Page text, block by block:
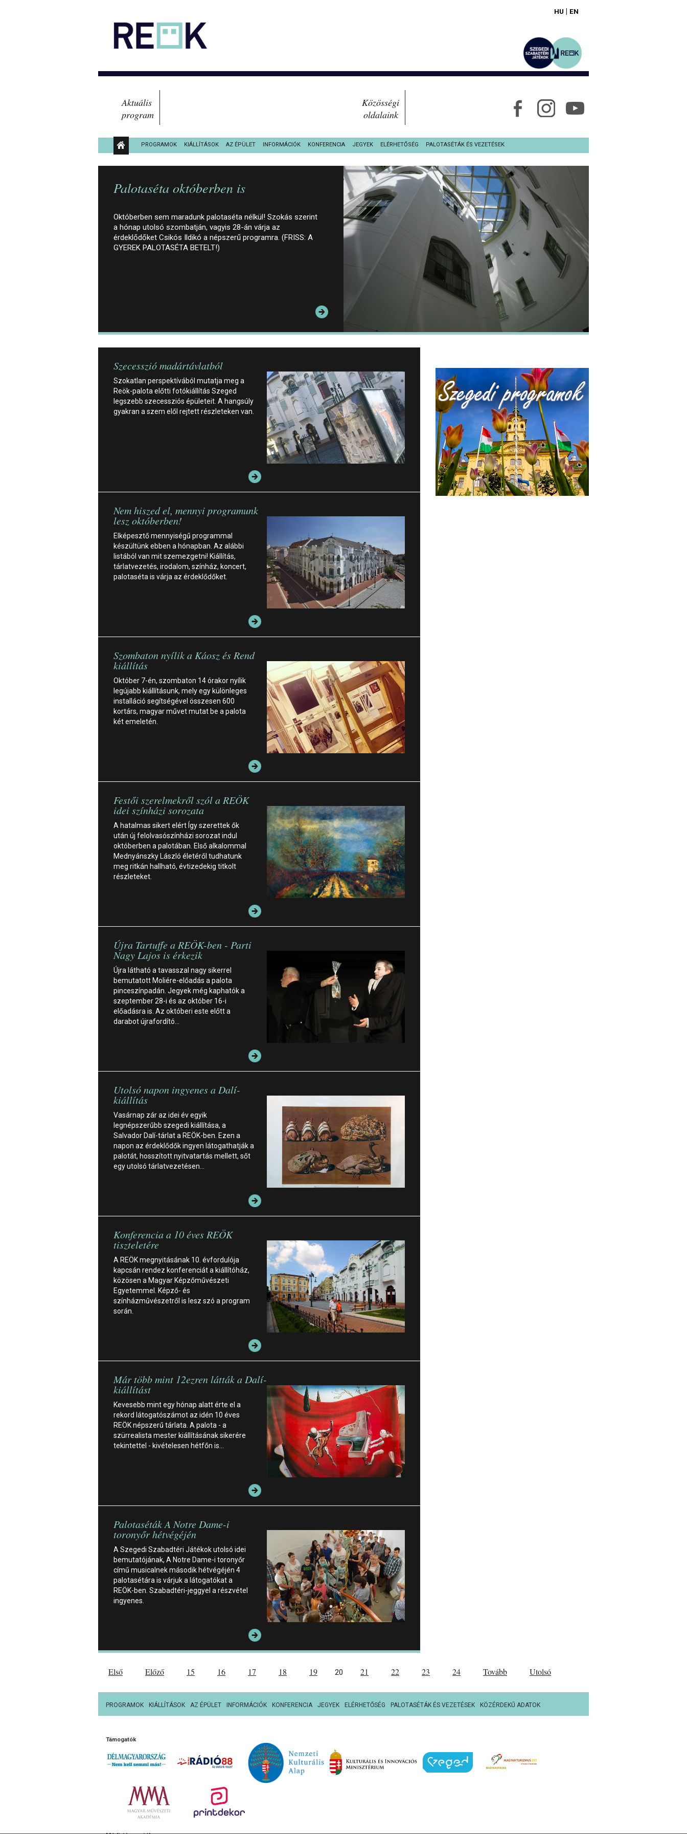
Aktuális
program
Közösségi
oldalaink
HU | EN
PROGRAMOK KIÁLLÍTÁSOK AZ ÉPÜLET INFORMÁCIÓK KONFERENCIA JEGYEK ELÉRHETŐSÉG PALOTASÉTÁK ÉS VEZETÉSEK
KÖZÉRDEKŰ ADATOK
Palotaséta októberben is
Októberben sem maradunk palotaséta nélkül! Szokás szerint
a hónap utolsó szombatján, vagyis 28-án várja az
érdeklődőket Csikós Ildikó a népszerű programra. (FRISS: A
GYEREK PALOTASÉTA BETELT!)
Szecesszió madártávlatból
Szokatlan perspektívából mutatja meg a
Reök-palota előtti fotókiállítás Szeged
legszebb szecessziós épületeit. A hangsúly
gyakran a szem elől rejtett részleteken van.
Nem hiszed el, mennyi programunk
lesz októberben!
Elképesztő mennyiségű programmal
készültünk ebben a hónapban. Az alábbi
listából van mit szemezgetni! Kiállítás,
tárlatvezetés, irodalom, színház, koncert,
palotaséta is várja az érdeklődőket.
Szombaton nyílik a Káosz és Rend
kiállítás
Október 7-én, szombaton 14 órakor nyílik
legújabb kiállításunk, mely egy különleges
installáció segítségével összesen 600
kortárs, magyar művet mutat be a palota
két emeletén.
Festői szerelmekről szól a REÖK
idei színházi sorozata
A hatalmas sikert elért Így szerettek ők
után új felolvasószínházi sorozat indul
októberben a palotában. Első alkalommal
Mednyánszky László életéről tudhatunk
meg ritkán hallható, évtizedekig titkolt
részleteket.
Újra Tartuffe a REÖK-ben - Parti
Nagy Lajos is érkezik
Újra látható a tavasszal nagy sikerrel
bemutatott Moliére-előadás a palota
pinceszínpadán. Jegyek még kaphatók a
szeptember 28-i és az október 16-i
előadásra is. Az októberi este előtt a
darabot újrafordító…
Utolsó napon ingyenes a Dalí-
kiállítás
Vasárnap zár az idei év egyik
legnépszerűbb szegedi kiállítása, a
Salvador Dalí-tárlat a REÖK-ben. Ezen a
napon az érdeklődők ingyen látogathatják a
palotát, hosszított nyitvatartás mellett, sőt
egy utolsó tárlatvezetésen…
Konferencia a 10 éves REÖK
tiszteletére
A REÖK megnyitásának 10. évfordulója
kapcsán rendez konferenciát a kiállítóház,
közösen a Magyar Képzőművészeti
Egyetemmel. Képző- és
színházművészetről is lesz szó a program
során.
Már több mint 12ezren látták a Dalí-
kiállítást
Kevesebb mint egy hónap alatt érte el a
rekord látogatószámot az idén 10 éves
REÖK népszerű tárlata. A palota - a
szürrealista mester kiállításának sikerére
tekintettel - kivételesen hétfőn is…
Palotaséták A Notre Dame-i
toronyőr hétvégéjén
A Szegedi Szabadtéri Játékok utolsó idei
bemutatójának, A Notre Dame-i toronyőr
című musicalnek második hétvégéjén 4
palotasétára is várjuk a látogatókat a
REÖK-ben. Szabadtéri-jeggyel a részvétel
ingyenes.
Első Előző 15 16 17 18 19 20 21 22 23 24 Tovább Utolsó
PROGRAMOK KIÁLLÍTÁSOK AZ ÉPÜLET INFORMÁCIÓK KONFERENCIA JEGYEK ELÉRHETŐSÉG PALOTASÉTÁK ÉS VEZETÉSEK KÖZÉRDEKŰ ADATOK
Támogatók